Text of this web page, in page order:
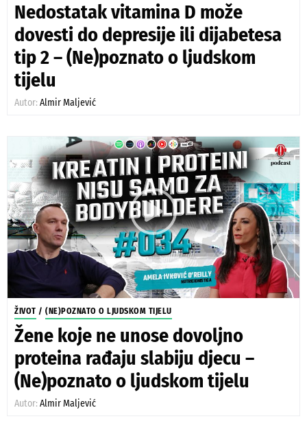
Nedostatak vitamina D može
dovesti do depresije ili dijabetesa
tip 2 – (Ne)poznato o ljudskom
tijelu
Autor: Almir Maljević
ŽIVOT / (NE)POZNATO O LJUDSKOM TIJELU
Žene koje ne unose dovoljno
proteina rađaju slabiju djecu –
(Ne)poznato o ljudskom tijelu
Autor: Almir Maljević